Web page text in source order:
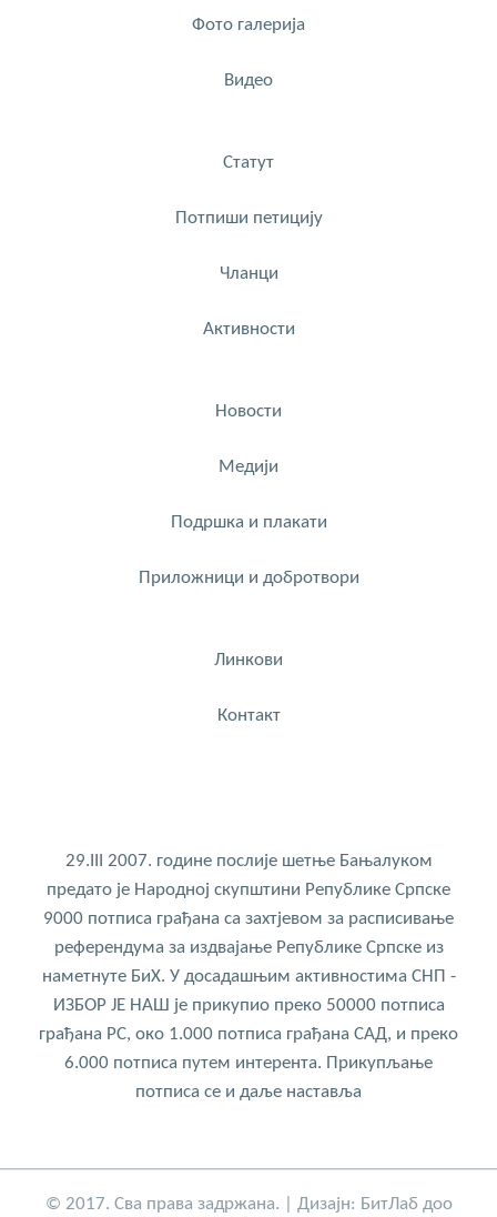
Фото галерија
Видео
Статут
Потпиши петицију
Чланци
Активности
Новости
Медији
Подршка и плакати
Приложници и добротвори
Линкови
Контакт
29.III 2007. године послије шетње Бањалуком
предато је Народној скупштини Републике Српске
9000 потписа грађана са захтјевом за расписивање
референдума за издвајање Републике Српске из
наметнуте БиХ. У досадашњим активностима СНП -
ИЗБОР ЈЕ НАШ је прикупио преко 50000 потписа
грађана РС, око 1.000 потписа грађана САД, и преко
6.000 потписа путем интерента. Прикупљање
потписа се и даље наставља
© 2017. Сва права задржана. | Дизајн: БитЛаб доо